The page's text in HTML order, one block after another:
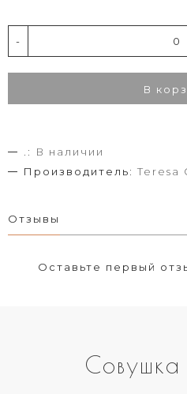
-
В
.:
В наличии
Производитель: Teresa
Отзывы
Оставьте первый
Совушка